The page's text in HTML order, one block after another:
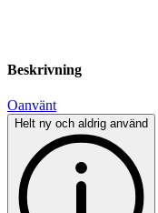
Beskrivning
Oanvänt
Helt ny och aldrig använd